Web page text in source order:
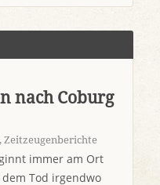
nach Coburg
, Zeitzeugenberichte
immer am Ort
Tod irgendwo